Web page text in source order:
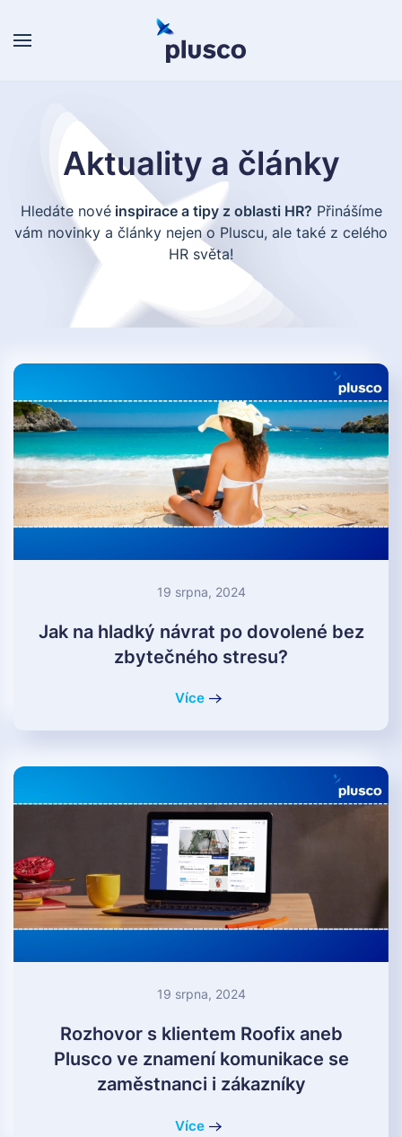
Skip to main content
Aktuality a články
Hledáte novéinspirace a tipy z oblasti HR? Přinášíme
vám novinky a články nejen o Pluscu, ale také z celého
HR světa!
19 srpna, 2024
Jak na hladký návrat po dovolené bez
zbytečného stresu?
Více
19 srpna, 2024
Rozhovor s klientem Roofix aneb
Plusco ve znamení komunikace se
zaměstnanci i zákazníky
Více